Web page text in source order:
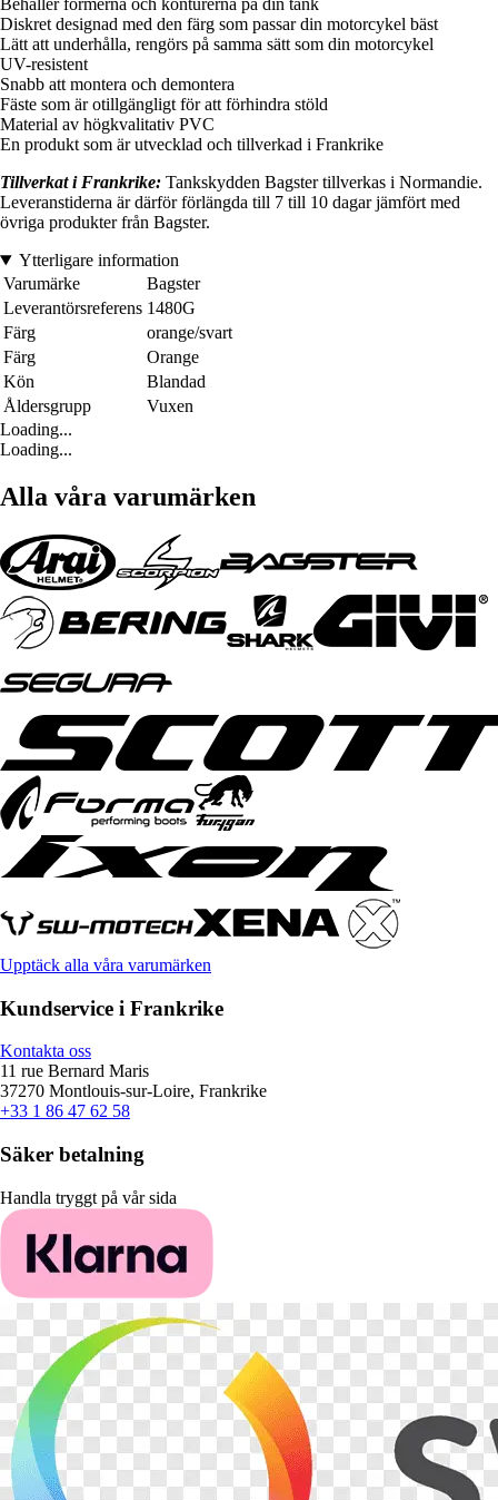
Behåller formerna och konturerna på din tank
Diskret designad med den färg som passar din motorcykel bäst
Lätt att underhålla, rengörs på samma sätt som din motorcykel
UV-resistent
Snabb att montera och demontera
Fäste som är otillgängligt för att förhindra stöld
Material av högkvalitativ PVC
En produkt som är utvecklad och tillverkad i Frankrike
Tillverkat i Frankrike: Tankskydden Bagster tillverkas i Normandie.
Leveranstiderna är därför förlängda till 7 till 10 dagar jämfört med
övriga produkter från Bagster.
Ytterligare information
Varumärke
Bagster
Leverantörsreferens 1480G
Färg
orange/svart
Färg
Orange
Kön
Blandad
Åldersgrupp
Vuxen
Loading...
Loading...
Alla våra varumärken
Upptäck alla våra varumärken
Kundservice i Frankrike
Kontakta oss
11 rue Bernard Maris
37270 Montlouis-sur-Loire, Frankrike
+33 1 86 47 62 58
Säker betalning
Handla tryggt på vår sida